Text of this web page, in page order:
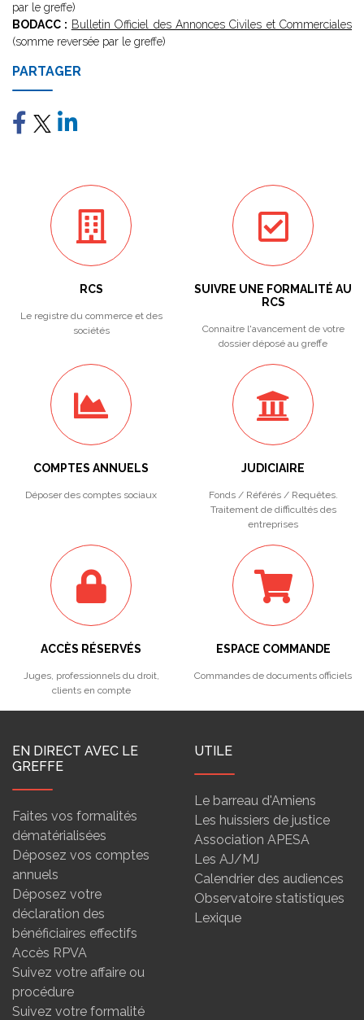
par le greffe)
BODACC : Bulletin Officiel des Annonces Civiles et Commerciales
(somme reversée par le greffe)
PARTAGER
RCS
Le registre du commerce et des
sociétés
SUIVRE UNE FORMALITÉ AU
RCS
Connaitre l'avancement de votre
dossier déposé au greffe
COMPTES ANNUELS
Déposer des comptes sociaux
JUDICIAIRE
Fonds / Référés / Requêtes.
Traitement de difficultés des
entreprises
ACCÈS RÉSERVÉS
Juges, professionnels du droit,
clients en compte
ESPACE COMMANDE
Commandes de documents officiels
EN DIRECT AVEC LE
GREFFE
Faites vos formalités
dématérialisées
Déposez vos comptes
annuels
Déposez votre
déclaration des
bénéficiaires effectifs
Accès RPVA
Suivez votre affaire ou
procédure
Suivez votre formalité
UTILE
Le barreau d'Amiens
Les huissiers de justice
Association APESA
Les AJ/MJ
Calendrier des audiences
Observatoire statistiques
Lexique